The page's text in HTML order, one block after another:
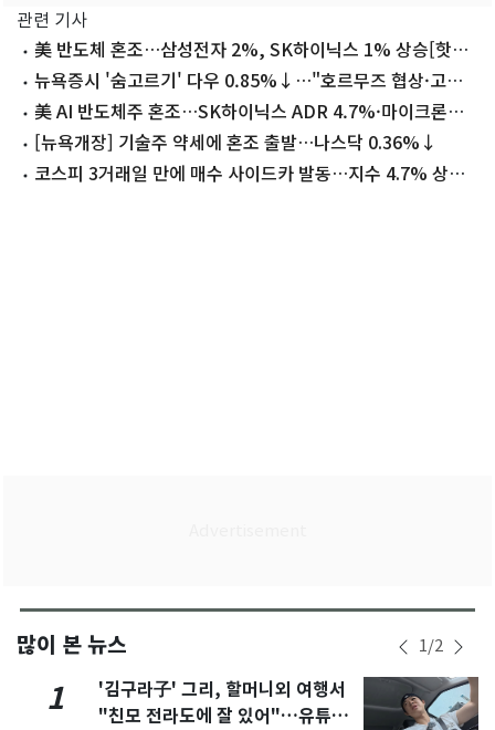
관련 기사
美 반도체 혼조…삼성전자 2%, SK하이닉스 1% 상승[핫종
목]뉴욕증시 '숨고르기' 다우 0.85%↓…"호르무즈 협상·고용
지표 대기"
美 AI 반도체주 혼조…SK하이닉스 ADR 4.7%·마이크론
1.3% 하락
[뉴욕개장] 기술주 약세에 혼조 출발…나스닥 0.36%↓
코스피 3거래일 만에 매수 사이드카 발동…지수 4.7% 상승
많이 본 뉴스 1/2
1
'김구라子' 그리, 할머니외 여행서
"친모 전라도에 잘 있어"…유튜브